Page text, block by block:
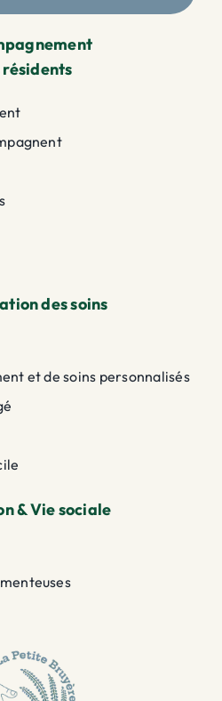
résidents
des soins
et de soins personnalisés
& Vie sociale